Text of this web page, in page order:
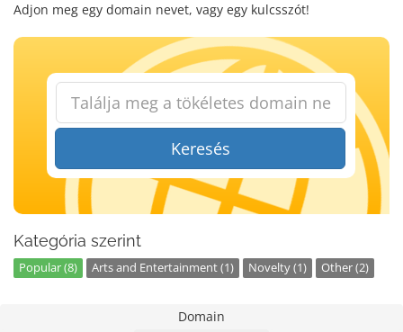
Adjon meg egy domain nevet, vagy egy kulcsszót!
Keresés
Kategória szerint
Popular (8) Arts and Entertainment (1) Novelty (1) Other (2)
Domain